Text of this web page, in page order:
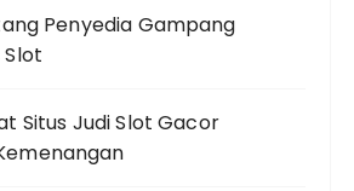
Penyedia Gampang
Slot
Situs Judi Slot Gacor